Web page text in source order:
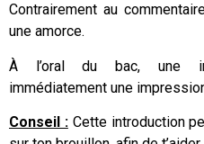
Contrairement au
une amorce.
À l’oral du bac, une
immédiatement une
Conseil :Cette introduction